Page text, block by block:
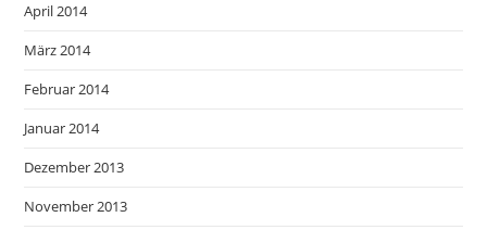
April 2014
März 2014
Februar 2014
Januar 2014
Dezember 2013
November 2013